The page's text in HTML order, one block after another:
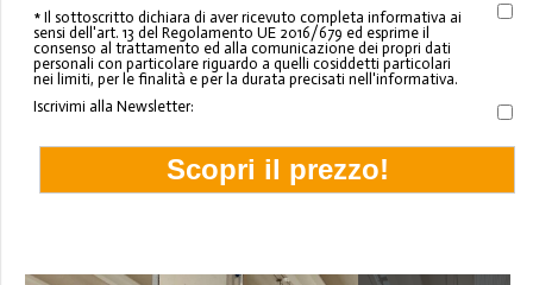
* Il sottoscritto dichiara di aver ricevuto completa informativa ai
sensi dell'art. 13 del Regolamento UE 2016/679 ed esprime il
consenso al trattamento ed alla comunicazione dei propri dati
personali con particolare riguardo a quelli cosiddetti particolari
nei limiti, per le finalità e per la durata precisati nell'informativa.
Iscrivimi alla Newsletter: